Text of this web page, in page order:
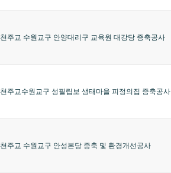
천주교 수원교구 안양대리구 교육원 대강당 증축공사
천주교수원교구 성필립보 생태마을 피정의집 증축공사
천주교 수원교구 안성본당 증축 및 환경개선공사